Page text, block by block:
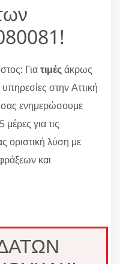
Γιατιμέςάκρως
υπηρεσίες στην Αττική
ενημερώσουμε
για τις
οριστική λύση με
και